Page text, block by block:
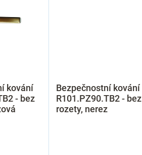
kování
- bez
Bezpečnostní kování
R101.PZ90.TB2 - bez
rozety, nerez